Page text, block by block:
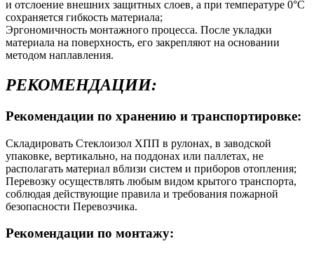
и отслоение внешних защитных слоев, а при температуре 0°С
сохраняется гибкость материала;
Эргономичность монтажного процесса. После укладки
материала на поверхность, его закрепляют на основании
методом наплавления.
РЕКОМЕНДАЦИИ:
Рекомендации по хранению и транспортировке:
Складировать Стеклоизол ХПП в рулонах, в заводской
упаковке, вертикально, на поддонах или паллетах, не
располагать материал вблизи систем и приборов отопления;
Перевозку осуществлять любым видом крытого транспорта,
соблюдая действующие правила и требования пожарной
безопасности Перевозчика.
Рекомендации по монтажу: